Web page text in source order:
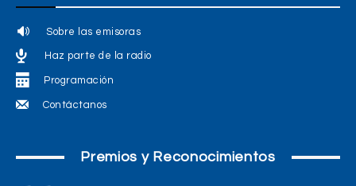
Sobre las emisoras
Haz parte de la radio
Programación
Contáctanos
Premios y Reconocimientos